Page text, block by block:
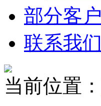
部分客户
联系我们
当前位置：